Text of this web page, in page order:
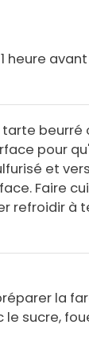
heure
beurré
pour
et
Faire
refroidir à
la
sucre,